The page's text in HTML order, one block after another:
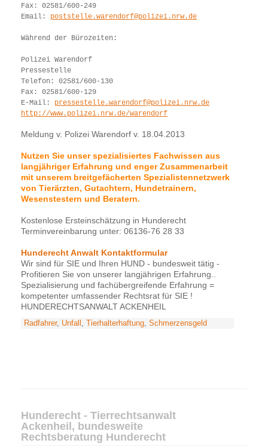
Fax: 02581/600-249
Email: poststelle.warendorf@polizei.nrw.de
Während der Bürozeiten:
Polizei Warendorf
Pressestelle
Telefon: 02581/600-130
Fax: 02581/600-129
E-Mail: pressestelle.warendorf@polizei.nrw.de
http://www.polizei.nrw.de/warendorf
Meldung v. Polizei Warendorf v. 18.04.2013
Nutzen Sie unser spezialisiertes Fachwissen aus
langjähriger Erfahrung und enger Zusammenarbeit
mit unserem breitgefächerten Spezialistennetzwerk
von Tierärzten, Gutachtern, Hundetrainern,
Wesenstestern und Beratern.
Kostenlose Ersteinschätzung in Hunderecht
Terminvereinbarung unter: 06136-76 28 33
Hunderecht Anwalt Kontaktformular
Wir sind für SIE und Ihren HUND - bundesweit tätig -
Profitieren Sie von unserer langjährigen Erfahrung..
Spezialisierung und fachübergreifende Erfahrung =
kompetenter umfassender Rechtsrat für SIE !
HUNDERECHTSANWALT ACKENHEIL
Radfahrer, Unfall , Tierhalterhaftung, Schmerzensgeld
Hunderecht - Tierrechtsanwalt
Ackenheil, bundesweite
Rechtsberatung Hunderecht